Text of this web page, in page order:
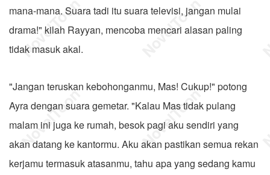
mana-mana. Suara tadi itu suara televisi, jangan mulai
drama!" kilah Rayyan, mencoba mencari alasan paling
tidak masuk akal.
"Jangan teruskan kebohonganmu, Mas! Cukup!" potong
Ayra dengan suara gemetar. "Kalau Mas tidak pulang
malam ini juga ke rumah, besok pagi aku sendiri yang
akan datang ke kantormu. Aku akan pastikan semua rekan
kerjamu termasuk atasanmu, tahu apa yang sedang kamu